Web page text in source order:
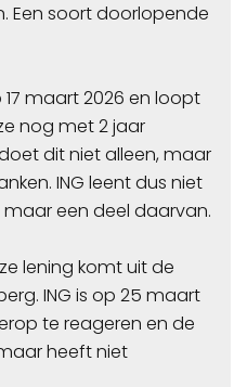
Een soort doorlopende
maart 2026 en loopt
nog met 2 jaar
dit niet alleen, maar
ING leent dus niet
een deel daarvan.
lening komt uit de
ING is op 25 maart
te reageren en de
heeft niet